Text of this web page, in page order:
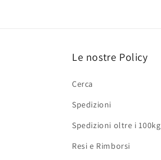
Le nostre Policy
Cerca
Spedizioni
Spedizioni oltre i 100kg
Resi e Rimborsi